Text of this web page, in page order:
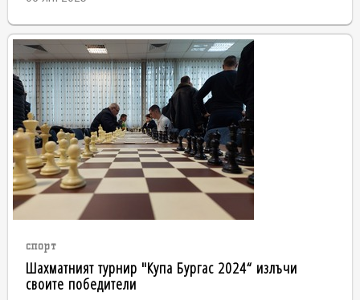
спорт
Шахматният турнир "Купа Бургас 2024“ излъчи
своите победители